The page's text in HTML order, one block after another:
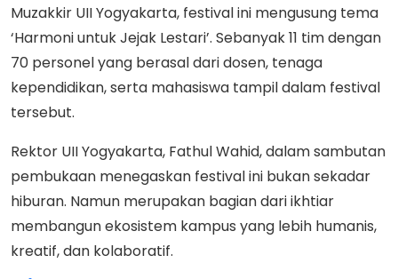
Muzakkir UII Yogyakarta, festival ini mengusung tema
‘Harmoni untuk Jejak Lestari’. Sebanyak 11 tim dengan
70 personel yang berasal dari dosen, tenaga
kependidikan, serta mahasiswa tampil dalam festival
tersebut.
Rektor UII Yogyakarta, Fathul Wahid, dalam sambutan
pembukaan menegaskan festival ini bukan sekadar
hiburan. Namun merupakan bagian dari ikhtiar
membangun ekosistem kampus yang lebih humanis,
kreatif, dan kolaboratif.